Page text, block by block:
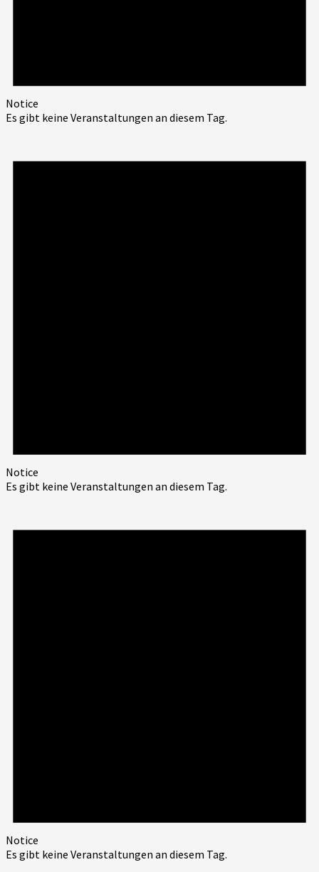
Notice
Es gibt keine Veranstaltungen an diesem Tag.
Notice
Es gibt keine Veranstaltungen an diesem Tag.
Notice
Es gibt keine Veranstaltungen an diesem Tag.